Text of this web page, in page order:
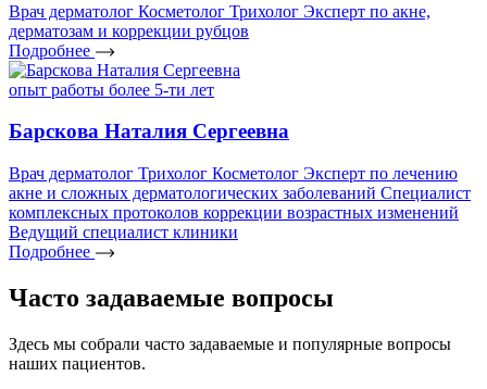
Врач дерматолог Косметолог Трихолог Эксперт по акне,
дерматозам и коррекции рубцов
Подробнее
опыт работы более 5-ти лет
Барскова Наталия Сергеевна
Врач дерматолог Трихолог Косметолог Эксперт по лечению
акне и сложных дерматологических заболеваний Специалист
комплексных протоколов коррекции возрастных изменений
Ведущий специалист клиники
Подробнее
Часто задаваемые вопросы
Здесь мы собрали часто задаваемые и популярные вопросы
наших пациентов.